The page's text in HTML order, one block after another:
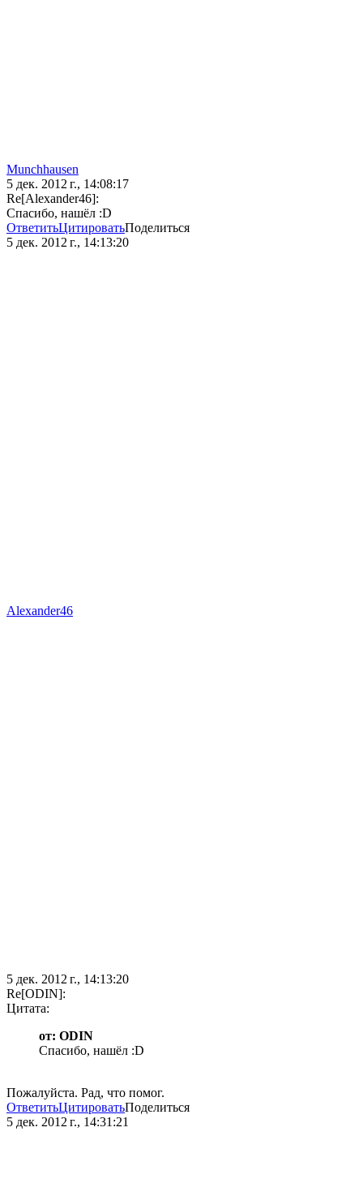
Munchhausen
5 дек. 2012 г., 14:08:17
Re[Alexander46]:
Спасибо, нашёл :D
ОтветитьЦитироватьПоделиться
5 дек. 2012 г., 14:13:20
Alexander46
5 дек. 2012 г., 14:13:20
Re[ODIN]:
Цитата:
от: ODIN
Спасибо, нашёл :D
Пожалуйста. Рад, что помог.
ОтветитьЦитироватьПоделиться
5 дек. 2012 г., 14:31:21